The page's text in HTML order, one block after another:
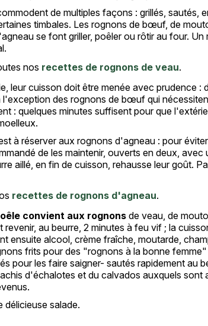
de multiples façons : grillés, sautés,
timbales. Les rognons de bœuf, de
se font griller, poêler ou rôtir au four.
nos recettes de rognons de veau.
leur cuisson doit être menée avec prudence
des rognons de bœuf qui
: quelques minutes suffisent pour que
à réserver aux rognons d'agneau : pour
de les maintenir, ouverts en deux,
aillé, en fin de cuisson, rehausse leur goût.
recettes de rognons d'agneau.
convient aux rognonsde veau, de
revenir, au beurre, 2 minutes à feu vif ; la
ensuite alcool, crème fraîche, moutarde,
frits pour des "rognons à la bonne
pour les faire saigner- sautés rapidement au
d'échalotes et du calvados auxquels
délicieuse salade.